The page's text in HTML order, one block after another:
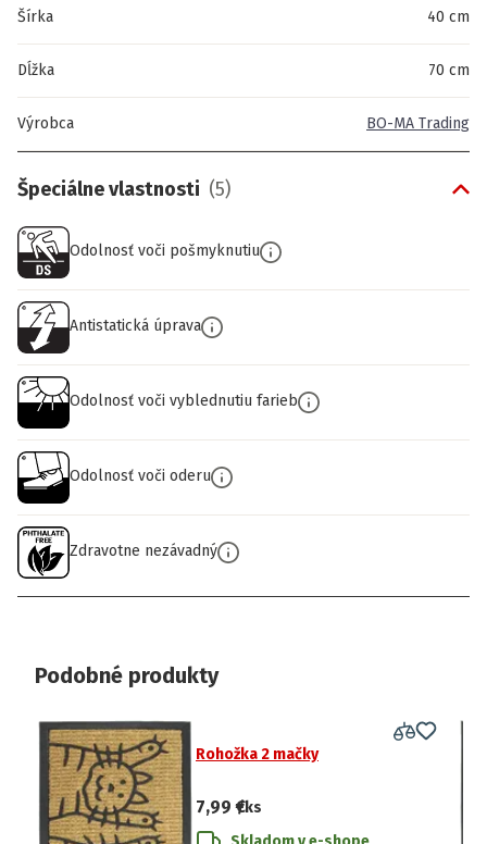
Šírka 40 cm
Dĺžka 70 cm
Výrobca BO-MA Trading
Špeciálne vlastnosti (5)
Odolnosť voči pošmyknutiu
Antistatická úprava
Odolnosť voči vyblednutiu farieb
Odolnosť voči oderu
Zdravotne nezávadný
Podobné produkty
Rohožka 2 mačky
7,99 €/ks